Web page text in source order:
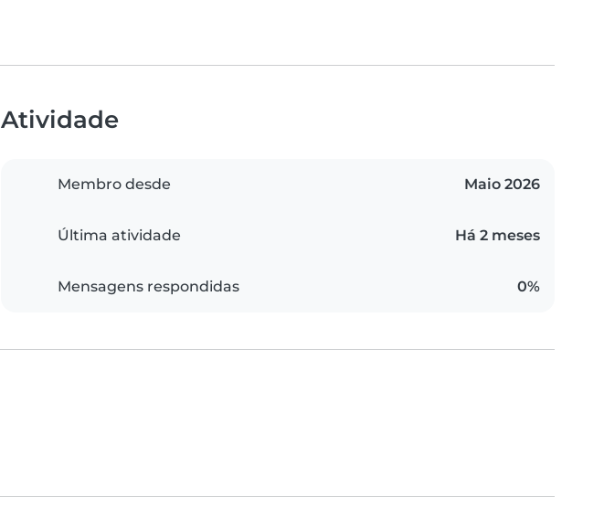
Atividade
Membro desde Maio 2026
Última atividade Há 2 meses
Mensagens respondidas 0%